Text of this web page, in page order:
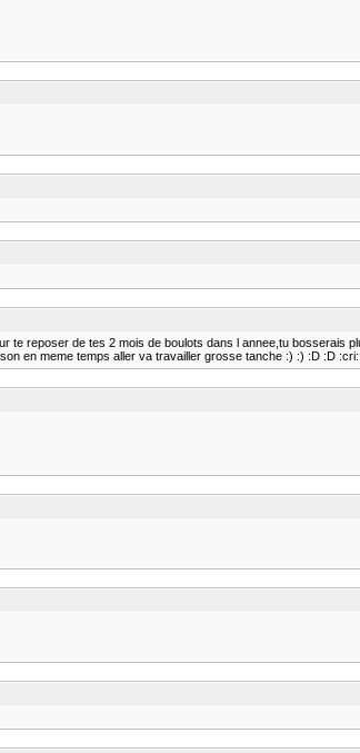
reposer de tes 2 mois de boulots dans l annee,tu bosserais
en meme temps aller va travailler grosse tanche :) :) :D :D